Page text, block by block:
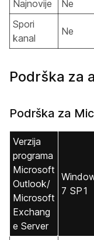
Najnovije Ne
Spori
kanal
Ne
Podrška za
Podrška za
Verzija
programa
Microsoft
Outlook/
Microsoft
Exchang
e Server
7 SP1